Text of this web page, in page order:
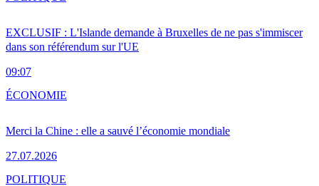
EXCLUSIF : L'Islande demande à Bruxelles de ne pas s'immiscer
dans son référendum sur l'UE
09:07
Merci la Chine : elle a sauvé l’économie mondiale
27.07.2026
ÉCONOMIE
POLITIQUE